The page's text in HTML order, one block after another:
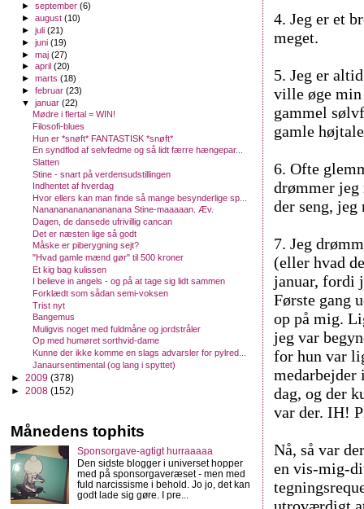
4. Jeg er et
meget.
5. Jeg er
ville øge min
gammel
gamle
6. Ofte
drømmer jeg
der seng,
7. Jeg
(eller hvad
januar, fordi
Første gang
op på mig.
jeg var
for hun var
medarbejder
dag, og der
var der. IH!
Nå, så var
en vis-mig-
►september(6)
►august(10)
►juli(21)
►juni(19)
►maj(27)
►april(20)
►marts(18)
►februar(23)
▼januar(22)
Mødre i flertal = WIN!
Filosofi-blues
Hun er *snøft* FANTASTISK *snøft*
En syndflod af selvfedme og så lidt færre hængepar...
Slatten
Stine - snart på verdensudstillingen
Indhentet af hverdag
Hvor ellers kan man finde så mange besynderlige sp...
Nananananananananana Stine-maaaaan. Æv.
Dagen, de dansede ufrivillig cancan
Det er næsten lige så godt
Måske er piberygning sejt?
"Hvad gamle mænd gør" til 500 kroner
Et kig bag kulissen
I believe in angels - og på at tage sig lidt sammen
Forklædt som sådan semi-voksen
Trist nyt
Bangemus
Muligvis noget med fuldmåne og jordstråler
Op med humøret sorthvid-dame
Kunne der ikke komme en slags advarsler for pylred...
Janaursentimental (og lang i spyttet)
► 2009 (378)
► 2008 (152)
Månedens tophits
Sponsorgave-agtigt hurraaaaa
Den sidste blogger i universet hopper
med på sponsorgaveræset - men med
fuld narcissisme i behold. Jo jo, det kan
godt lade sig gøre. I pre...